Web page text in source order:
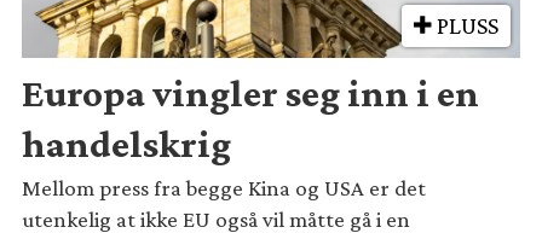
PLUSS
Europa vingler seg inn i en
handelskrig
Mellom press fra begge Kina og USA er det
utenkelig at ikke EU også vil måtte gå i en